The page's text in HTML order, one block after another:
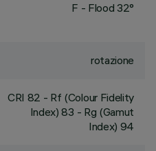
F - Flood 32°
rotazione
CRI 82 - Rf (Colour Fidelity
Index) 83 - Rg (Gamut
Index) 94